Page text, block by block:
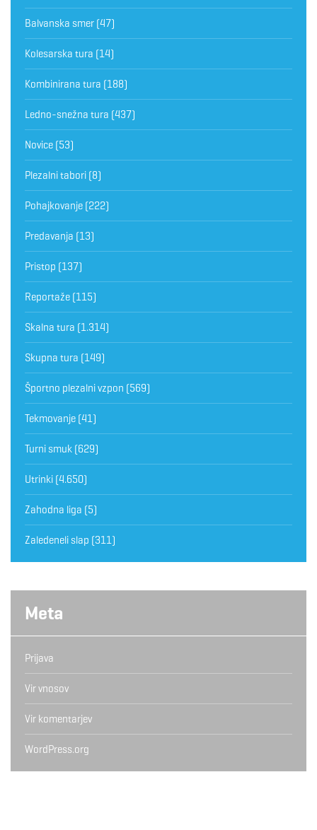
Balvanska smer (47)
Kolesarska tura (14)
Kombinirana tura (188)
Ledno-snežna tura (437)
Novice (53)
Plezalni tabori (8)
Pohajkovanje (222)
Predavanja (13)
Pristop (137)
Reportaže (115)
Skalna tura (1.314)
Skupna tura (149)
Športno plezalni vzpon (569)
Tekmovanje (41)
Turni smuk (629)
Utrinki (4.650)
Zahodna liga (5)
Zaledeneli slap (311)
Meta
Prijava
Vir vnosov
Vir komentarjev
WordPress.org